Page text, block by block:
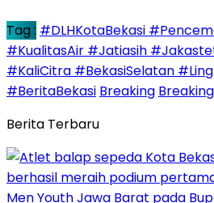
Tag : #DLHKotaBekasi
#KualitasAir #Jatiasih
#KaliCitra #BekasiSelatan
#BeritaBekasi Breaking
Berita Terbaru